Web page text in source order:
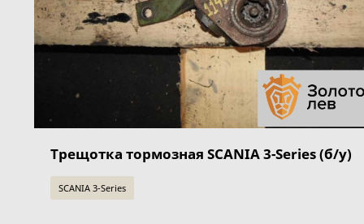
Трещотка тормозная SCANIA 3-Series (б/у)
SCANIA 3-Series